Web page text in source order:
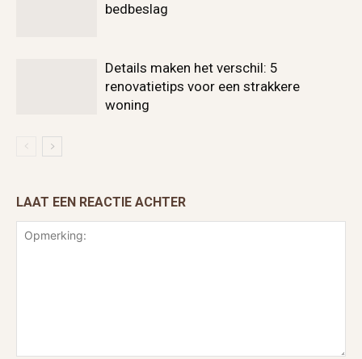
bedbeslag
Details maken het verschil: 5
renovatietips voor een strakkere
woning
LAAT EEN REACTIE ACHTER